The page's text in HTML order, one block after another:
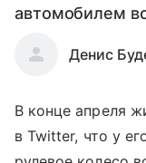
автомобилем
Денис
В конце апреля
в Twitter, что у